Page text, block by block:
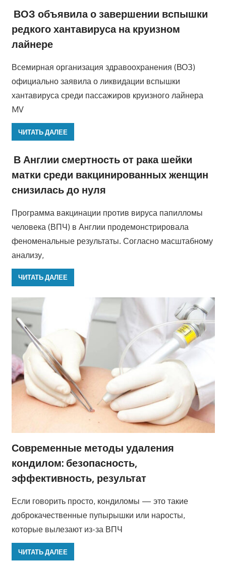
ВОЗ объявила о завершении вспышки
редкого хантавируса на круизном
лайнере
Всемирная организация здравоохранения (ВОЗ)
официально заявила о ликвидации вспышки
хантавируса среди пассажиров круизного лайнера
MV
ЧИТАТЬ ДАЛЕЕ
В Англии смертность от рака шейки
матки среди вакцинированных женщин
снизилась до нуля
Программа вакцинации против вируса папилломы
человека (ВПЧ) в Англии продемонстрировала
феноменальные результаты. Согласно масштабному
анализу,
ЧИТАТЬ ДАЛЕЕ
Современные методы удаления
кондилом: безопасность,
эффективность, результат
Если говорить просто, кондиломы — это такие
доброкачественные пупырышки или наросты,
которые вылезают из-за ВПЧ
ЧИТАТЬ ДАЛЕЕ